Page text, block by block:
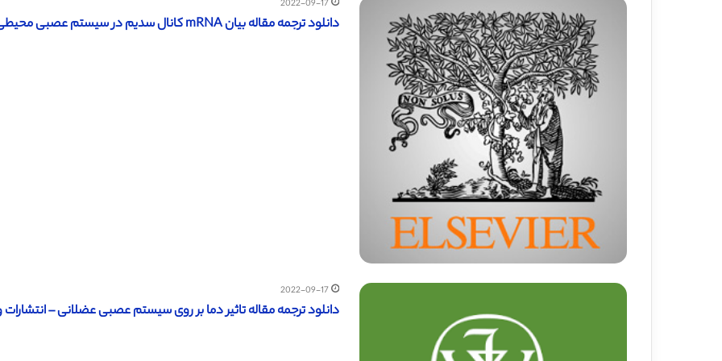
2022-09-17
دانلود ترجمه مقاله بیان mRNA کانال سدیم در سیستم عصبی محیطی موش – مجله الزویر
2022-09-17
دانلود ترجمه مقاله تاثیر دما بر روی سیستم عصبی عضلانی – انتشارات